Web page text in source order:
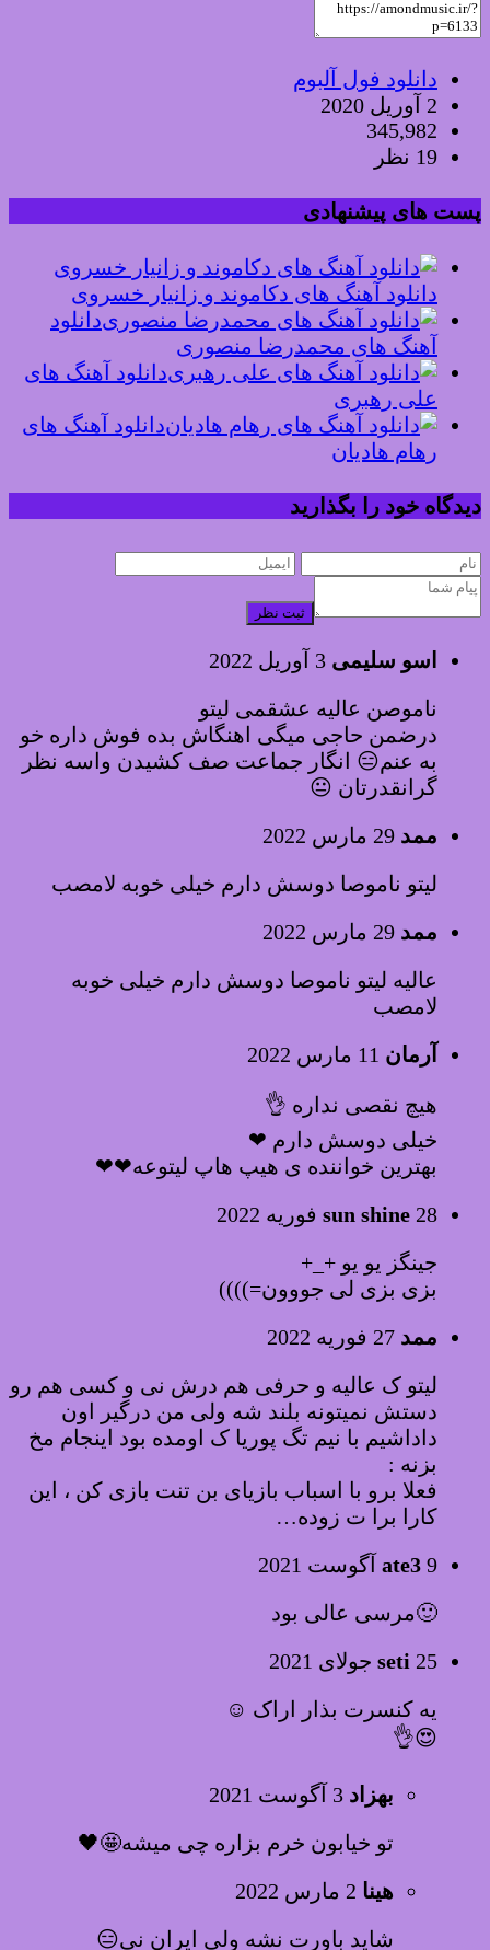
دانلود فول آلبوم
2 آوریل 2020
345,982
19 نظر
پست های پیشنهادی
دانلود آهنگ های دکاموند و زانیار خسروی
دانلود
آهنگ های محمدرضا منصوری
دانلود آهنگ های
علی رهبری
دانلود آهنگ های
رهام هادیان
دیدگاه خود را بگذارید
ثبت نظر
اسو سلیمی 3 آوریل 2022
ناموصن عالیه عشقمی لیتو
درضمن حاجی میگی اهنگاش بده فوش داره خو
به عنم😑 انگار جماعت صف کشیدن واسه نظر
گرانقدرتان 😐
ممد 29 مارس 2022
لیتو ناموصا دوسش دارم خیلی خوبه لامصب
ممد 29 مارس 2022
عالیه لیتو ناموصا دوسش دارم خیلی خوبه
لامصب
آرمان 11 مارس 2022
هیچ نقصی نداره 👌
خیلی دوسش دارم ❤
بهترین خواننده ی هیپ هاپ لیتوعه❤❤
sun shine 28 فوریه 2022
جینگز یو یو +_+
بزی بزی لی جووون=))))
ممد 27 فوریه 2022
لیتو ک عالیه و حرفی هم درش نی و کسی هم رو
دستش نمیتونه بلند شه ولی من درگیر اون
داداشیم با نیم تگ پوریا ک اومده بود اینجام مخ
بزنه :
فعلا برو با اسباب بازیای بن تنت بازی کن ، این
کارا برا ت زوده…
ate3 9 آگوست 2021
🙂مرسی عالی بود
seti 25 جولای 2021
یه کنسرت بذار اراک ☺
😍👌
بهزاد 3 آگوست 2021
تو خیابون خرم بزاره چی میشه🤩🖤
هینا 2 مارس 2022
شاید باورت نشه ولی ایران نی😑